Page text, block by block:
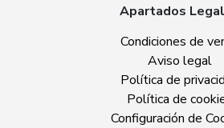
Apartados
Condiciones de
Aviso legal
Política de
Política de
Configuración de